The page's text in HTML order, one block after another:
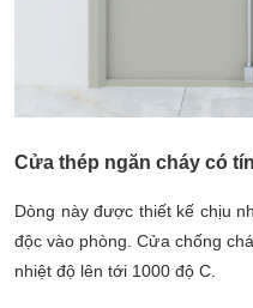
Cửa thép ngăn cháy có
Dòng này được thiết kế chịu
độc vào phòng. Cửa chống
nhiệt độ lên tới 1000 độ C.